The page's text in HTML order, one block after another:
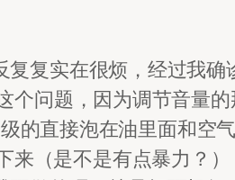
复实在很烦，经过我确
个问题，因为调节音量
的直接泡在油里面和空
来（是不是有点暴力？